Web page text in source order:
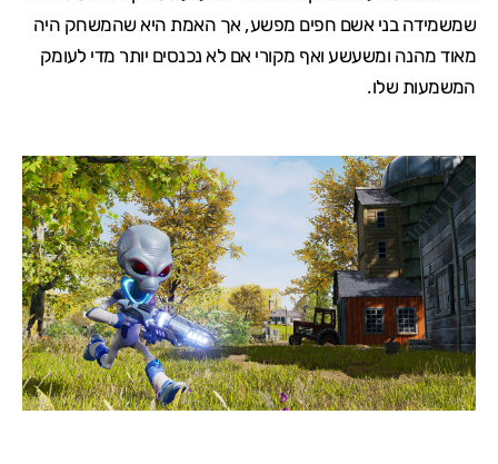
שמשמידה בני אשם חפים מפשע, אך האמת היא שהמשחק היה
מאוד מהנה ומשעשע ואף מקורי אם לא נכנסים יותר מדי לעומק
המשמעות שלו.